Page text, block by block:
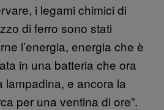
i legami chimici di
di ferro sono stati
l’energia, energia che è
in una batteria che ora
lampadina, e ancora la
per una ventina di ore”.